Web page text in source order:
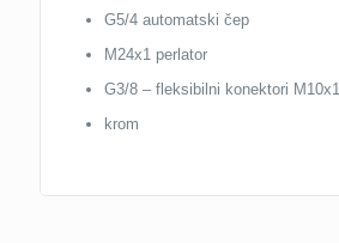
G5/4 automatski čep
M24x1 perlator
G3/8 – fleksibilni konektori M10x1
krom